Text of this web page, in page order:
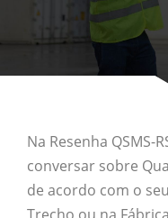
Na Resenha QSMS-
conversar sobre
de acordo com o